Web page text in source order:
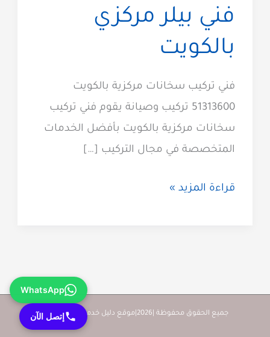
فني بيلر مركزي
بالكويت
فني تركيب سخانات مركزية بالكويت
51313600 تركيب وصيانة يقوم فني تركيب
سخانات مركزية بالكويت بأفضل الخدمات
المتخصصة في مجال التركيب […]
فني
فني
بيلر
قراءة المزيد »
جميع الحقوق محفوظة |2026|موقع دليل خدمات كويت زووم
WhatsApp
إتصل الآن